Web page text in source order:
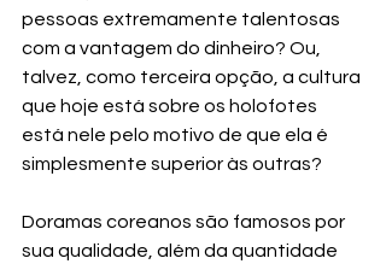
pessoas extremamente talentosas
com a vantagem do dinheiro? Ou,
talvez, como terceira opção, a cultura
que hoje está sobre os holofotes
está nele pelo motivo de que ela é
simplesmente superior às outras?
Doramas coreanos são famosos por
sua qualidade, além da quantidade